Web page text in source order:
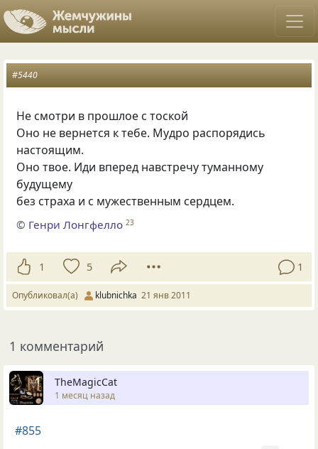
#5440
Не смотри в прошлое с тоской
Оно не вернется к тебе. Мудро распорядись
настоящим.
Оно твое. Иди вперед навстречу туманному
будущему
без страха и с мужественным сердцем.
© Генри Лонгфелло 23
1 5 1
Опубликовал(а) klubnichka 21 янв 2011
1 комментарий
TheMagicCat
1 месяц назад
#855